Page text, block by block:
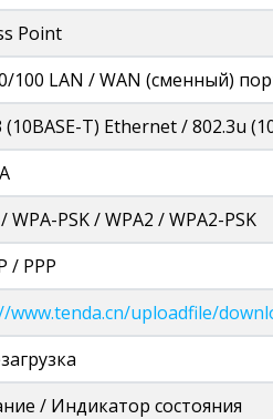
Point
100 LAN / WAN (сменный)
(10BASE-T) Ethernet / 802.3u
WPA-PSK / WPA2 / WPA2-PSK
/ PPP
www.tenda.cn/uploadfile/
/ Индикатор состояния